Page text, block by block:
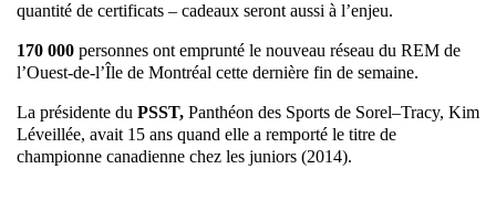
quantité de certificats – cadeaux seront aussi à l’enjeu.
170 000 personnes ont emprunté le nouveau réseau du REM de
l’Ouest-de-l’Île de Montréal cette dernière fin de semaine.
La présidente du PSST, Panthéon des Sports de Sorel–Tracy, Kim
Léveillée, avait 15 ans quand elle a remporté le titre de
championne canadienne chez les juniors (2014).